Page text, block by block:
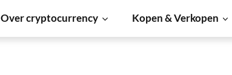
Over cryptocurrency Kopen & Verkopen